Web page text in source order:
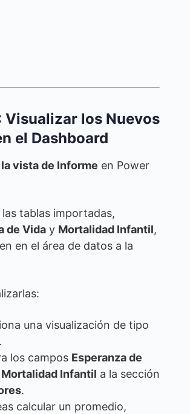
Visualizar los Nuevos
el Dashboard
vista de Informe en Power
las tablas importadas,
de Vida y Mortalidad Infantil,
en el área de datos a la
una visualización de tipo
.
los campos Esperanza de
Mortalidad Infantil a la sección
.
calcular un promedio,